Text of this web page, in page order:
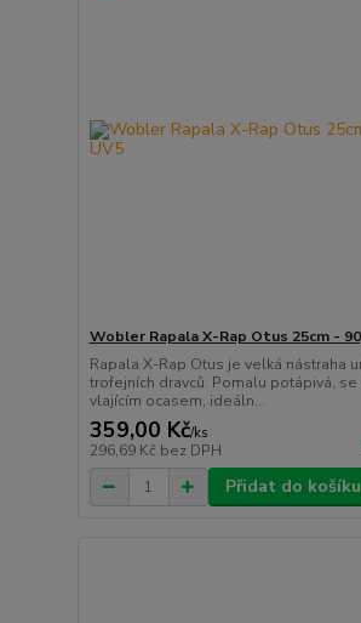
Wobler Rapala X-Rap Otus 25cm -
Rapala X-Rap Otus je velká nástraha
trofejních dravců. Pomalu potápivá, se
vlajícím ocasem, ideáln...
359,00 Kč/ks
296,69 Kč bez DPH
Přidat do košíku